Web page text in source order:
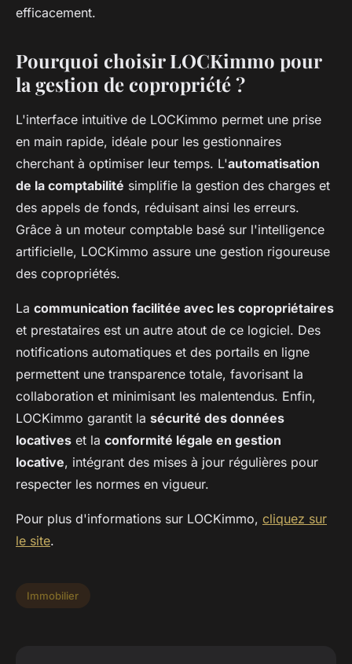
efficacement.
Pourquoi choisir LOCKimmo pour
la gestion de copropriété ?
L'interface intuitive de LOCKimmo permet une prise
en main rapide, idéale pour les gestionnaires
cherchant à optimiser leur temps. L'automatisation
de la comptabilité simplifie la gestion des charges et
des appels de fonds, réduisant ainsi les erreurs.
Grâce à un moteur comptable basé sur l'intelligence
artificielle, LOCKimmo assure une gestion rigoureuse
des copropriétés.
La communication facilitée avec les copropriétaires
et prestataires est un autre atout de ce logiciel. Des
notifications automatiques et des portails en ligne
permettent une transparence totale, favorisant la
collaboration et minimisant les malentendus. Enfin,
LOCKimmo garantit la sécurité des données
locatives et la conformité légale en gestion
locative, intégrant des mises à jour régulières pour
respecter les normes en vigueur.
Pour plus d'informations sur LOCKimmo, cliquez sur
le site.
Immobilier